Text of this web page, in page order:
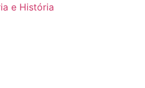
e História